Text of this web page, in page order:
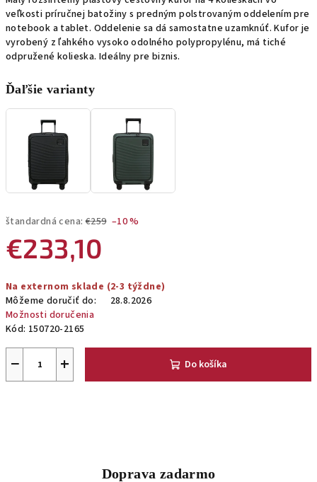
veľkosti príručnej batožiny s predným polstrovaným oddelením pre
notebook a tablet. Oddelenie sa dá samostatne uzamknúť. Kufor je
vyrobený z ľahkého vysoko odolného polypropylénu, má tiché
odpružené kolieska. Ideálny pre biznis.
Ďaľšie varianty
štandardná cena: €259 –10 %
€233,10
cena:
Na externom sklade (2-3 týždne)
Môžeme doručiť do:
28.8.2026
Možnosti doručenia
Kód: 150720-2165
+
− Do košíka
Doprava zadarmo